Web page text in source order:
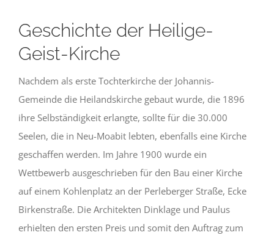
Geschichte der Heilige-
Geist-Kirche
Nachdem als erste Tochterkirche der Johannis-
Gemeinde die Heilandskirche gebaut wurde, die 1896
ihre Selbständigkeit erlangte, sollte für die 30.000
Seelen, die in Neu-Moabit lebten, ebenfalls eine Kirche
geschaffen werden. Im Jahre 1900 wurde ein
Wettbewerb ausgeschrieben für den Bau einer Kirche
auf einem Kohlenplatz an der Perleberger Straße, Ecke
Birkenstraße. Die Architekten Dinklage und Paulus
erhielten den ersten Preis und somit den Auftrag zum